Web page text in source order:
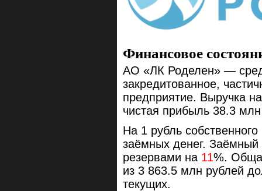
Финансовое
АО «ЛК Роделен» —
закредитованное,
предприятие. Выручка
чистая прибыль 38.3
На 1 рубль
заёмных денег. Заёмный
резервами на 11%.
из 3 863.5 млн рублей
текущих.